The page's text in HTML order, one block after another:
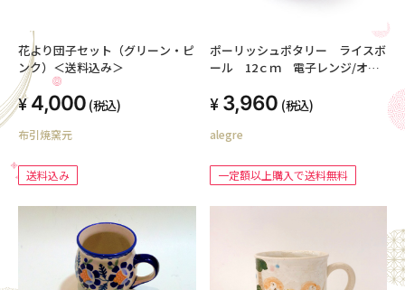
花より団子セット（グリーン・ピ
ンク）＜送料込み＞
4,000 (税込)
布引焼窯元
送料込み
ポーリッシュポタリー ライスボ
ール 12ｃｍ 電子レンジ/オー
3,960 (税込)
alegre
一定額以上購入で送料無料